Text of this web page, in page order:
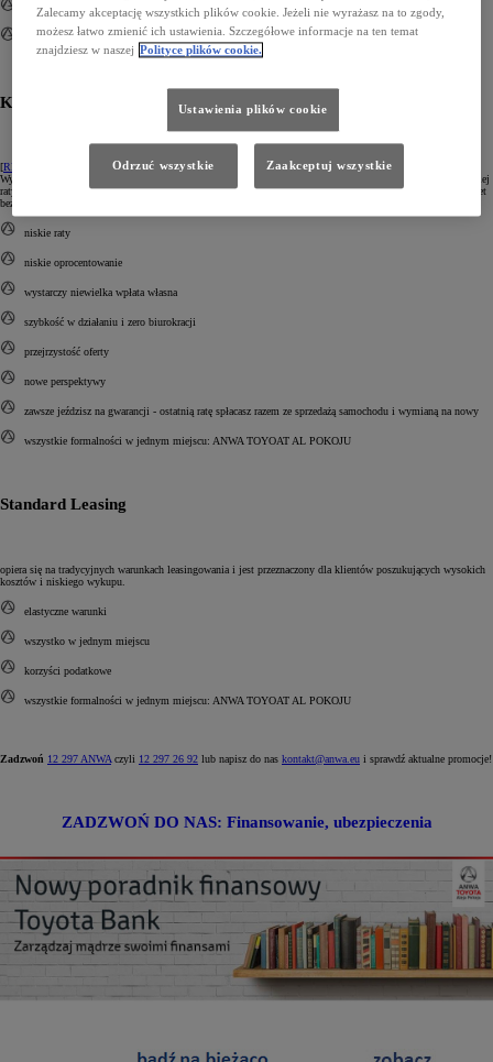
korzyści podatkowe
centrum techniczne
Kredyt SMARTPLAN
[RRSO
] oferuje bardzo niskie miesięczne raty. Ponadto nie trzeba angażować dużo środków na starcie.
Wystarczy niewielka pierwsza wpłata, aby odjechać nową Toyotą. Po zakończeniu umowy konstrukcja ostatniej
raty oraz przewidywalna wysoka wartość Twojej Toyoty pozwolą Ci na wymianę samochodu na nowy – nawet
bez dopłaty.
niskie raty
niskie oprocentowanie
wystarczy niewielka wpłata własna
szybkość w działaniu i zero biurokracji
przejrzystość oferty
nowe perspektywy
zawsze jeździsz na gwarancji - ostatnią ratę spłacasz razem ze sprzedażą samochodu i wymianą na nowy
wszystkie formalności w jednym miejscu: ANWA TOYOAT AL POKOJU
Standard Leasing
opiera się na tradycyjnych warunkach leasingowania i jest przeznaczony dla klientów poszukujących wysokich
kosztów i niskiego wykupu.
elastyczne warunki
wszystko w jednym miejscu
korzyści podatkowe
wszystkie formalności w jednym miejscu: ANWA TOYOAT AL POKOJU
Zadzwoń 12 297 ANWA czyli 12 297 26 92 lub napisz do nas kontakt@anwa.eu i sprawdź aktualne promocje!
ZADZWOŃ DO NAS: Finansowanie, ubezpieczenia
Zalecamy akceptację wszystkich plików cookie. Jeżeli nie wyrażasz na to zgody,
możesz łatwo zmienić ich ustawienia. Szczegółowe informacje na ten temat
znajdziesz w naszej Polityce plików cookie.
Ustawienia plików cookie
Odrzuć wszystkie Zaakceptuj wszystkie